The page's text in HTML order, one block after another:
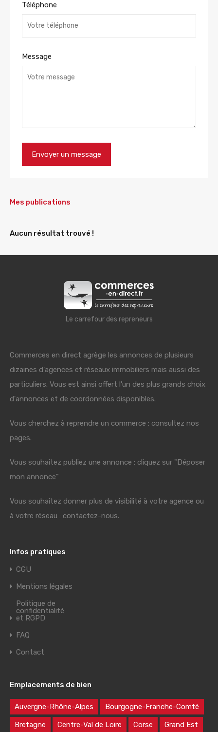
Téléphone
Message
Mes publications
Aucun résultat trouvé !
Le carrefour des repreneurs
Commerces en direct agrège les annonces de plusieurs
dizaines d'agences et réseaux immobiliers mais aussi des
particuliers. Vous est ainsi offert l'un des plus grands choix
d'annonces et de coordonnées disponibles.
Vous cherchez à reprendre un commerce : consultez nos
pages.
Vous souhaitez publiez une annonce : cliquez sur "Déposer
mon annonce"
Vous souhaitez donner plus de visibilité à votre agence ou
à votre réseau : contactez-nous.
Infos pratiques
CGU
Mentions légales
Politique de
confidentialité
et RGPD
FAQ
Contact
Emplacements de bien
Auvergne-Rhône-Alpes Bourgogne-Franche-Comté
Bretagne Centre-Val de Loire Corse Grand Est